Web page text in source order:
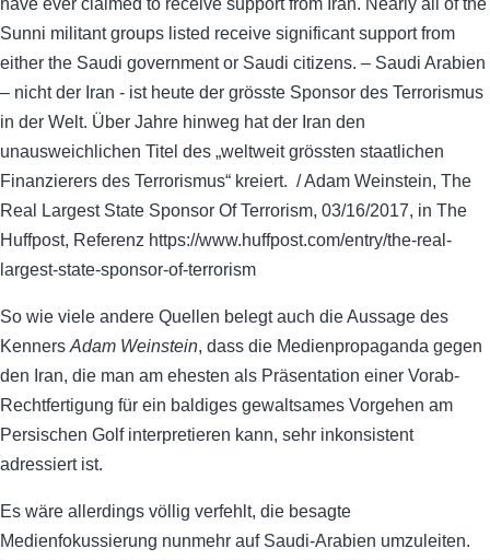
have ever claimed to receive support from Iran. Nearly all of the
Sunni militant groups listed receive significant support from
either the Saudi government or Saudi citizens. – Saudi Arabien
– nicht der Iran - ist heute der grösste Sponsor des Terrorismus
in der Welt. Über Jahre hinweg hat der Iran den
unausweichlichen Titel des „weltweit grössten staatlichen
Finanzierers des Terrorismus“ kreiert. / Adam Weinstein, The
Real Largest State Sponsor Of Terrorism, 03/16/2017, in The
Huffpost, Referenz https://www.huffpost.com/entry/the-real-
largest-state-sponsor-of-terrorism
So wie viele andere Quellen belegt auch die Aussage des
Kenners Adam Weinstein, dass die Medienpropaganda gegen
den Iran, die man am ehesten als Präsentation einer Vorab-
Rechtfertigung für ein baldiges gewaltsames Vorgehen am
Persischen Golf interpretieren kann, sehr inkonsistent
adressiert ist.
Es wäre allerdings völlig verfehlt, die besagte
Medienfokussierung nunmehr auf Saudi-Arabien umzuleiten.